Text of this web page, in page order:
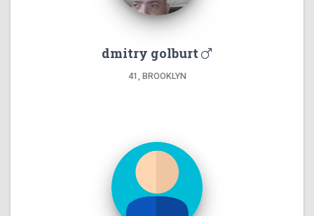
dmitry golburt
41, BROOKLYN